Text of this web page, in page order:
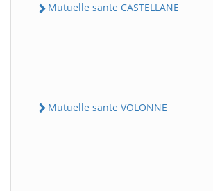
Mutuelle sante CASTELLANE
Mutuelle sante VOLONNE